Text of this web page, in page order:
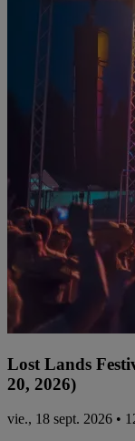
Lost Lands
20, 2026)
vie., 18 sept. 2026 •